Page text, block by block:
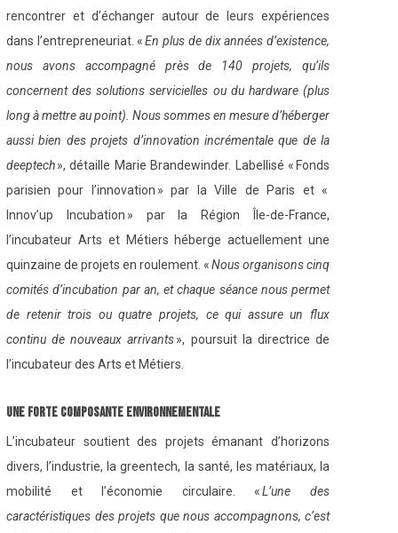
rencontrer et d’échanger autour de leurs expériences
dans l’entrepreneuriat. «En plus de dix années d’existence,
nous avons accompagné près de 140 projets, qu’ils
concernent des solutions servicielles ou du hardware (plus
long à mettre au point). Nous sommes en mesure d’héberger
aussi bien des projets d’innovation incrémentale que de la
deeptech», détaille Marie Brandewinder. Labellisé « Fonds
parisien pour l’innovation » par la Ville de Paris et «
Innov’up Incubation » par la Région Île-de-France,
l’incubateur Arts et Métiers héberge actuellement une
quinzaine de projets en roulement. «Nous organisons cinq
comités d’incubation par an, et chaque séance nous permet
de retenir trois ou quatre projets, ce qui assure un flux
continu de nouveaux arrivants», poursuit la directrice de
l’incubateur des Arts et Métiers.
Une forte composante environnementale
L’incubateur soutient des projets émanant d’horizons
divers, l’industrie, la greentech, la santé, les matériaux, la
mobilité et l’économie circulaire. «L’une des
caractéristiques des projets que nous accompagnons, c’est